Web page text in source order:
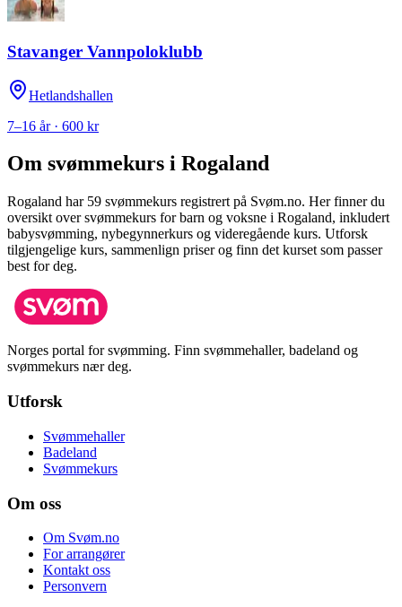
Stavanger Vannpoloklubb
Hetlandshallen
7–16 år · 600 kr
Om svømmekurs i Rogaland
Rogaland har 59 svømmekurs registrert på Svøm.no. Her finner du
oversikt over svømmekurs for barn og voksne i Rogaland, inkludert
babysvømming, nybegynnerkurs og videregående kurs. Utforsk
tilgjengelige kurs, sammenlign priser og finn det kurset som passer
best for deg.
Norges portal for svømming. Finn svømmehaller, badeland og
svømmekurs nær deg.
Utforsk
Svømmehaller
Badeland
Svømmekurs
Om oss
Om Svøm.no
For arrangører
Kontakt oss
Personvern